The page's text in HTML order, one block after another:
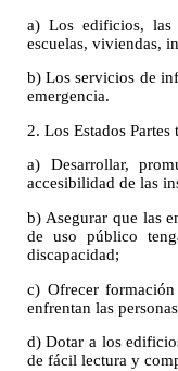
a) Los edificios, las
escuelas, viviendas,
b) Los servicios de
emergencia.
2. Los Estados
a) Desarrollar,
accesibilidad de las
b) Asegurar que las
de uso público
discapacidad;
c) Ofrecer
enfrentan las
d) Dotar a los
de fácil lectura y